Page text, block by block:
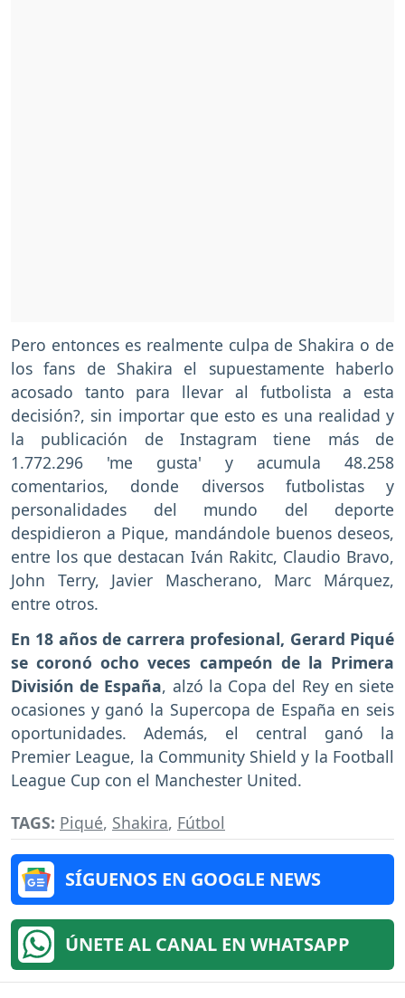
Pero entonces es realmente culpa de Shakira o de
los fans de Shakira el supuestamente haberlo
acosado tanto para llevar al futbolista a esta
decisión?, sin importar que esto es una realidad y
la publicación de Instagram tiene más de
1.772.296 'me gusta' y acumula 48.258
comentarios, donde diversos futbolistas y
personalidades del mundo del deporte
despidieron a Pique, mandándole buenos deseos,
entre los que destacan Iván Rakitc, Claudio Bravo,
John Terry, Javier Mascherano, Marc Márquez,
entre otros.
En 18 años de carrera profesional, Gerard Piqué
se coronó ocho veces campeón de la Primera
División de España, alzó la Copa del Rey en siete
ocasiones y ganó la Supercopa de España en seis
oportunidades. Además, el central ganó la
Premier League, la Community Shield y la Football
League Cup con el Manchester United.
TAGS: Piqué, Shakira, Fútbol
SÍGUENOS EN GOOGLE NEWS
ÚNETE AL CANAL EN WHATSAPP